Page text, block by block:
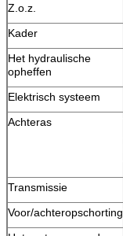
Z.o.z.
Kader
Het hydraulische
opheffen
Elektrisch systeem
Achteras
Transmissie
Voor/achteropschorting